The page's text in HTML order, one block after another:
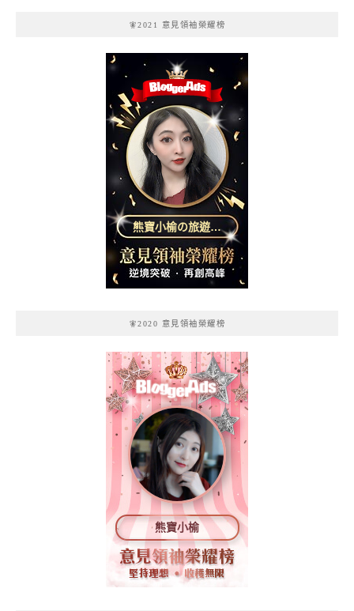
🧚2021 意見領袖榮耀榜
熊寶小榆の旅遊日
記
🧚2020 意見領袖榮耀榜
熊寶小榆